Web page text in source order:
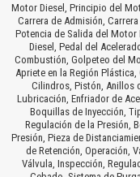
Motor Diesel, Principio del
Carrera de Admisión,
Potencia de Salida del
Diesel, Pedal del
Combustión, Golpeteo del
Apriete en la Región
Cilindros, Pistón, Anillos
Lubricación, Enfriador de
Boquillas de Inyección,
Regulación de la Presión,
Presión, Pieza de
de Retención, Operación,
Válvula, Inspección,